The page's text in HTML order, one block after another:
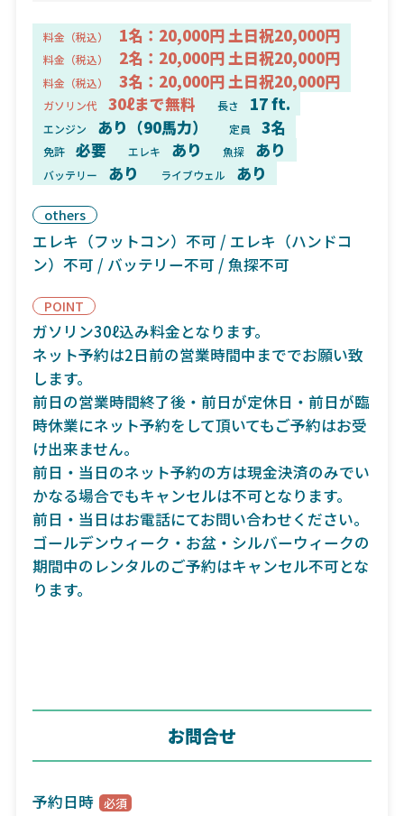
料金（税込） 1名：20,000円 土日祝20,000円
料金（税込） 2名：20,000円 土日祝20,000円
料金（税込） 3名：20,000円 土日祝20,000円
ガソリン代 30ℓまで無料 長さ 17 ft.
エンジン あり（90馬力） 定員 3名
免許 必要 エレキ あり 魚探 あり
バッテリー あり ライブウェル あり
others
エレキ（フットコン）不可 / エレキ（ハンドコ
ン）不可 / バッテリー不可 / 魚探不可
POINT
ガソリン30ℓ込み料金となります。
ネット予約は2日前の営業時間中まででお願い致
します。
前日の営業時間終了後・前日が定休日・前日が臨
時休業にネット予約をして頂いてもご予約はお受
け出来ません。
前日・当日のネット予約の方は現金決済のみでい
かなる場合でもキャンセルは不可となります。
前日・当日はお電話にてお問い合わせください。
ゴールデンウィーク・お盆・シルバーウィークの
期間中のレンタルのご予約はキャンセル不可とな
ります。
お問合せ
予約日時